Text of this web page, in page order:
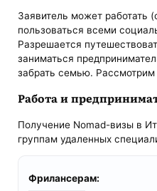
Заявитель может работать
пользоваться всеми
Разрешается
заниматься
забрать семью.
Работа и
Получение Nomad-визы в
группам удаленных
Фрилансерам: